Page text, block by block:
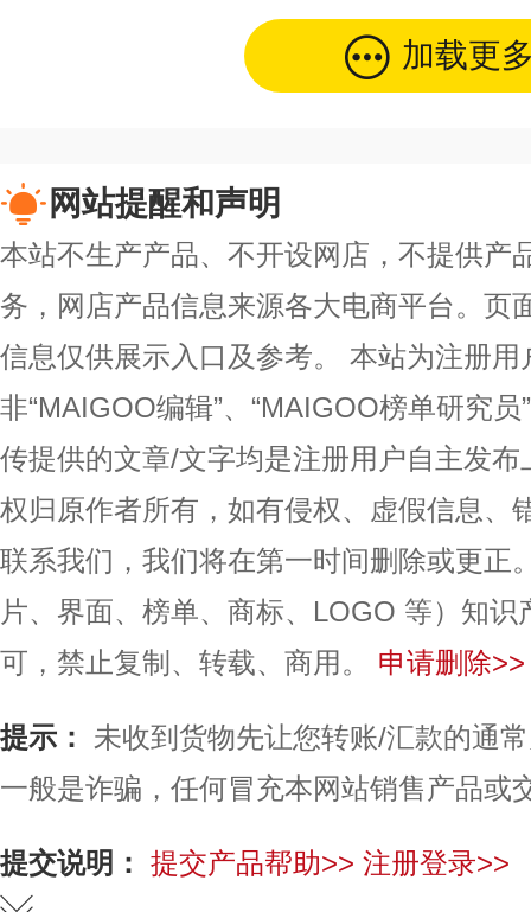
加载更
网站提醒和声明
本站不生产产品、不开设网店，不提供产
务，网店产品信息来源各大电商平台。页
信息仅供展示入口及参考。
本站为注册用
非“MAIGOO编辑”、“MAIGOO榜单研究
传提供的文章/文字均是注册用户自主发
权归原作者所有，如有侵权、虚假信息、
联系我们，我们将在第一时间删除或更正
片、界面、榜单、商标、LOGO 等）知
可，禁止复制、转载、商用。
申请删除>>
提示：
未收到货物先让您转账/汇款的通
一般是诈骗，任何冒充本网站销售产品或
提交说明： 提交产品帮助>> 注册登录>>